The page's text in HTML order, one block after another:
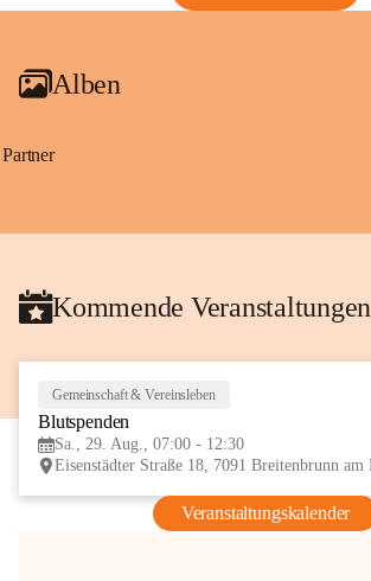
Alben
Partner
Kommende Veranstaltungen
Gemeinschaft & Vereinsleben
Blutspenden
Sa., 29. Aug., 07:00 - 12:30
Veranstaltungskalender